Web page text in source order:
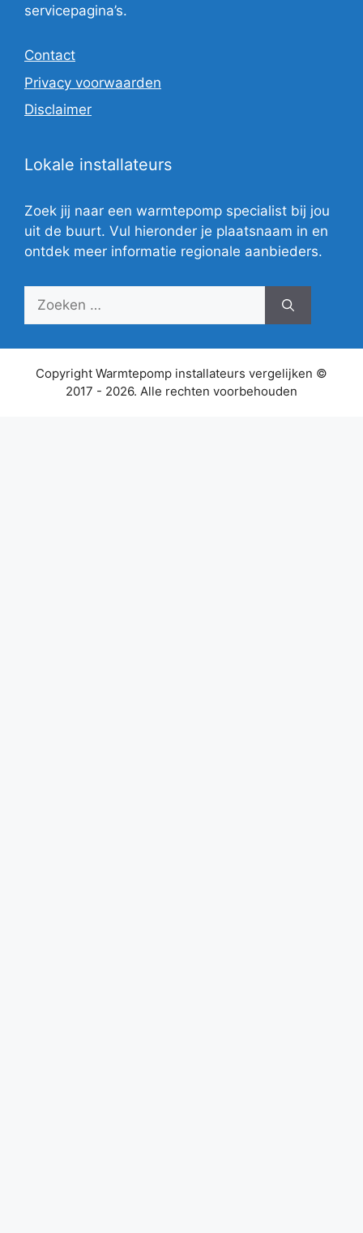
servicepagina’s.
Contact
Privacy voorwaarden
Disclaimer
Lokale installateurs
Zoek jij naar een warmtepomp specialist bij jou
uit de buurt. Vul hieronder je plaatsnaam in en
ontdek meer informatie regionale aanbieders.
Zoek
Copyright Warmtepomp installateurs vergelijken ©
2017 - 2026. Alle rechten voorbehouden